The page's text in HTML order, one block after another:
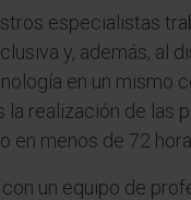
especialistas
y, además, al
en un mismo
realización de las
en menos de 72
un equipo de